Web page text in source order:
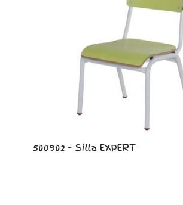
500902 – Silla EXPERT